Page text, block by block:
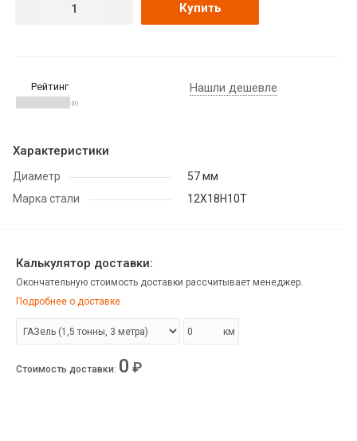
Купить
Рейтинг
(0)
Нашли дешевле
Характеристики
Диаметр
57 мм
Марка стали
12Х18Н10Т
Калькулятор доставки:
Окончательную стоимость доставки рассчитывает менеджер.
Подробнее о доставке
км
Стоимость доставки: 0 ₽